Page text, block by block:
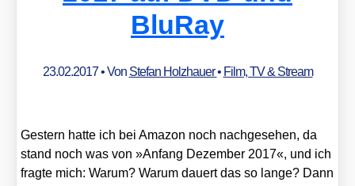
BluRay
23.02.2017• Von Stefan Holzhauer• Film, TV & Stream
Ges­tern hat­te ich bei Ama­zon noch nach­ge­se­hen, da
stand noch was von »Anfang Dezem­ber 2017«, und ich
frag­te mich: War­um? War­um dau­ert das so lan­ge? Dann